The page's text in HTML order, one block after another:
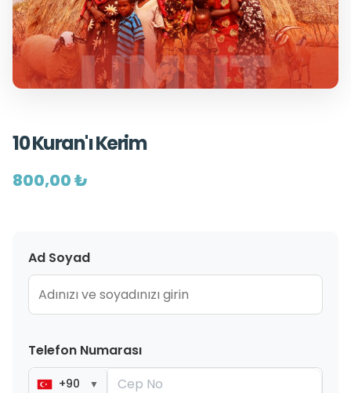
10 Kuran'ı Kerim
800,00 ₺
Ad Soyad
Telefon Numarası
+90 ▼